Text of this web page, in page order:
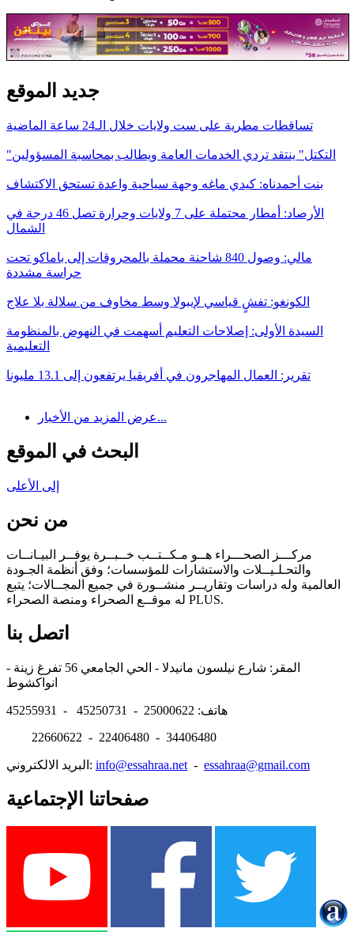
جديد الموقع
تساقطات مطرية على ست ولايات خلال الـ24 ساعة الماضية
"التكتل" ينتقد تردي الخدمات العامة ويطالب بمحاسبة المسؤولين
بنت أحمدناه: كيدي ماغه وجهة سياحية واعدة تستحق الاكتشاف
الأرصاد: أمطار محتملة على 7 ولايات وحرارة تصل 46 درجة في
الشمال
مالي: وصول 840 شاحنة محملة بالمحروقات إلى باماكو تحت
حراسة مشددة
الكونغو: تفشٍ قياسي لإيبولا وسط مخاوف من سلالة بلا علاج
السيدة الأولى: إصلاحات التعليم أسهمت في النهوض بالمنظومة
التعليمية
تقرير: العمال المهاجرون في أفريقيا يرتفعون إلى 13.1 مليونا
عرض المزيد من الأخبار...
البحث في الموقع
إلى الأعلى
من نحن
مركـــز الصحـــراء هــو مـكــتــب خــبــرة يوفــر البيـانــات
والتحـلـيــلات والاستشارات للمؤسسات؛ وفق أنظمة الجـودة
العالمية وله دراسات وتقاريــر منشــورة في جميع المجــالات؛ يتبع
له موقــع الصحراء ومنصة الصحراء PLUS.
اتصل بنا
المقر: شارع نيلسون مانيدلا - الحي الجامعي 56 تفرغ زينة -
هاتف: 25000622 - 45250731 - 45255931
22660622 - 22406480 - 34406480
البريد الالكتروني: info@essahraa.net - essahraa@gmail.com
صفحاتنا الإجتماعية